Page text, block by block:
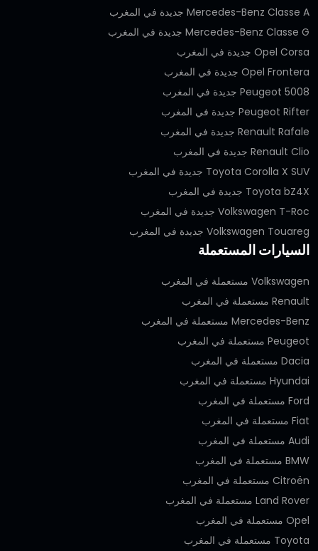
Mercedes-Benz Classe A جديدة في المغرب
Mercedes-Benz Classe G جديدة في المغرب
Opel Corsa جديدة في المغرب
Opel Frontera جديدة في المغرب
Peugeot 5008 جديدة في المغرب
Peugeot Rifter جديدة في المغرب
Renault Rafale جديدة في المغرب
Renault Clio جديدة في المغرب
Toyota Corolla X SUV جديدة في المغرب
Toyota bZ4X جديدة في المغرب
Volkswagen T-Roc جديدة في المغرب
Volkswagen Touareg جديدة في المغرب
السيارات المستعملة
Volkswagen مستعملة في المغرب
Renault مستعملة في المغرب
Mercedes-Benz مستعملة في المغرب
Peugeot مستعملة في المغرب
Dacia مستعملة في المغرب
Hyundai مستعملة في المغرب
Ford مستعملة في المغرب
Fiat مستعملة في المغرب
Audi مستعملة في المغرب
BMW مستعملة في المغرب
Citroën مستعملة في المغرب
Land Rover مستعملة في المغرب
Opel مستعملة في المغرب
Toyota مستعملة في المغرب